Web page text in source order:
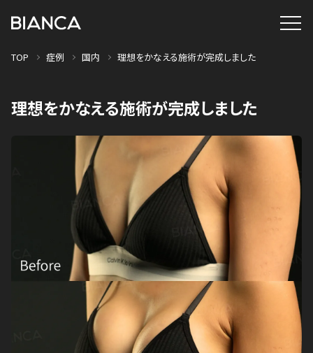
TOP 症例 国内 理想をかなえる施術が完成しました
理想をかなえる施術が完成しました